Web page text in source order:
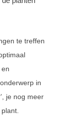
te treffen
in
je nog meer